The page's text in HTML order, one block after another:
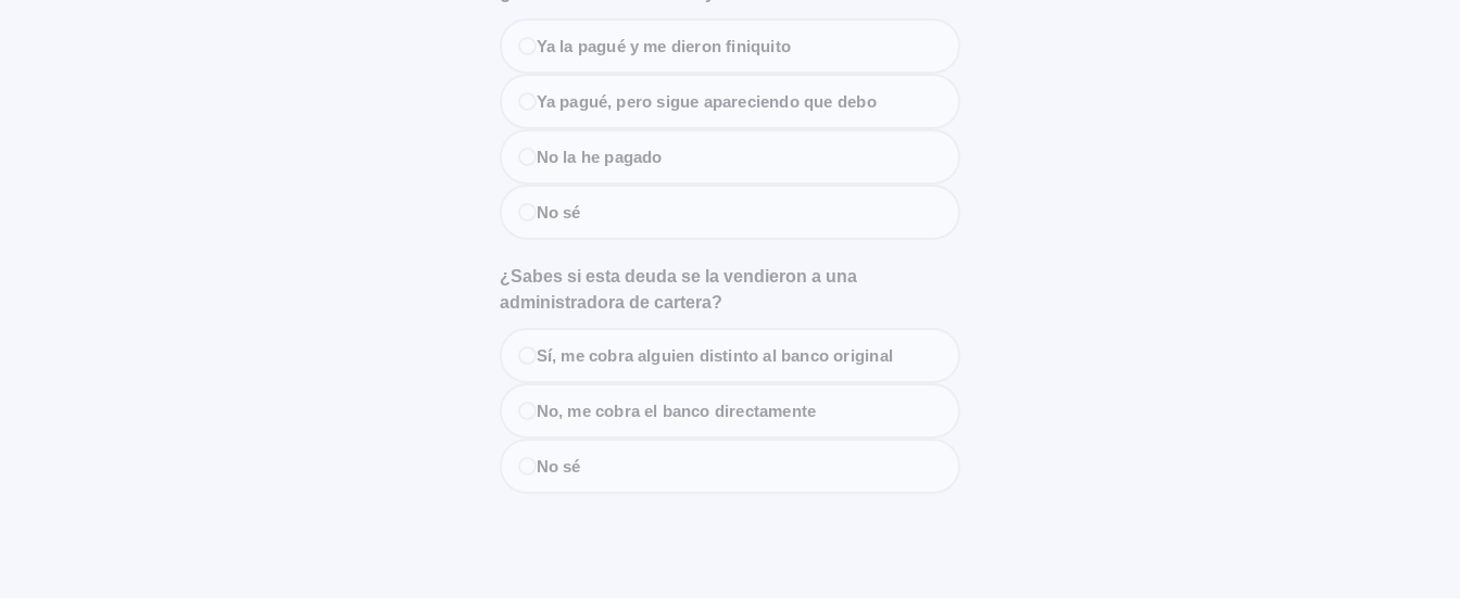
Ya la pagué y me dieron finiquito
Ya pagué, pero sigue apareciendo que debo
No la he pagado
No sé
¿Sabes si esta deuda se la vendieron a una
administradora de cartera?
Sí, me cobra alguien distinto al banco original
No, me cobra el banco directamente
No sé